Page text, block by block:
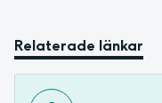
Relaterade länkar